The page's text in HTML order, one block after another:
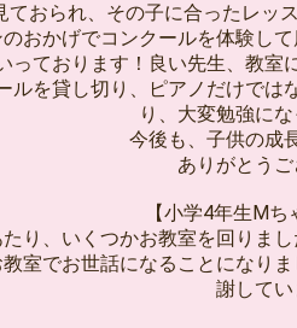
ておられ、その子に合ったレッ
おかげでコンクールを体験し
っております！良い先生、教室
ルを貸し切り、ピアノだけで
り、大変勉強に
今後も、子供の成
ありがとうご
【小学4年生Mち
たり、いくつかお教室を回りま
室でお世話になることになり
謝してい